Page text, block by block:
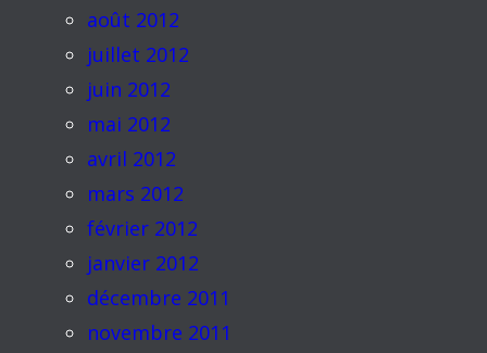
août 2012
juillet 2012
juin 2012
mai 2012
avril 2012
mars 2012
février 2012
janvier 2012
décembre 2011
novembre 2011